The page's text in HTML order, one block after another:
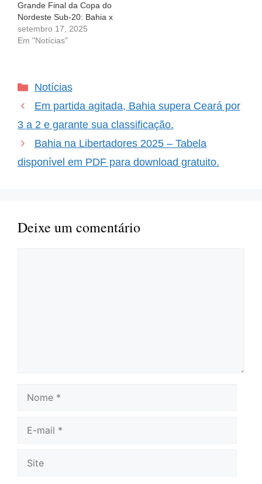
Grande Final da Copa do
Nordeste Sub-20: Bahia x
Ceará Mais uma vez, a
emoção do futebol juvenil
que promete ser um
Bahia e Ceará…
setembro 17, 2025
Em "Notícias"
Categorias
Notícias
Em partida agitada, Bahia supera Ceará por
3 a 2 e garante sua classificação.
Bahia na Libertadores 2025 – Tabela
disponível em PDF para download gratuito.
Deixe um comentário
Nome
Site